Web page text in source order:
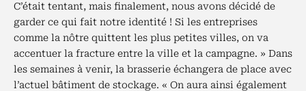
C’était tentant, mais finalement, nous avons décidé de
garder ce qui fait notre identité ! Si les entreprises
comme la nôtre quittent les plus petites villes, on va
accentuer la fracture entre la ville et la campagne. » Dans
les semaines à venir, la brasserie échangera de place avec
l’actuel bâtiment de stockage. « On aura ainsi également